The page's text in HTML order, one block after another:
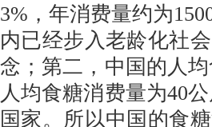
3%，年消费量约为
内已经步入老龄化社
念；第二，中国的人
人均食糖消费量为40
国家。所以中国的食